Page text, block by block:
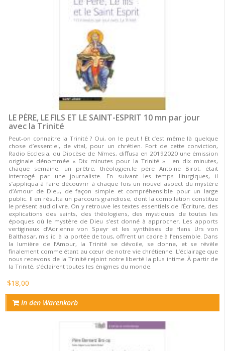
LE PÈRE, LE FILS ET LE SAINT-ESPRIT 10 mn par jour
avec la Trinité
Peut-on connaitre la Trinité ? Oui, on le peut ! Et c’est même là quelque
chose d’essentiel, de vital, pour un chrétien. Fort de cette conviction,
Radio Ecclesia, du Diocèse de Nîmes, diffusa en 20192020 une émission
originale dénommée « Dix minutes pour la Trinité » : en dix minutes,
chaque semaine, un prêtre, théologien,le père Antoine Birot, était
interrogé par une journaliste. En suivant les temps liturgiques, il
s’appliqua à faire découvrir à chaque fois un nouvel aspect du mystère
d’Amour de Dieu, de façon simple et compréhensible pour un large
public. Il en résulta un parcours grandiose, dont la compilation constitue
le présent audiolivre. On y retrouve les textes essentiels de l’Écriture, des
explications des saints, des théologiens, des mystiques de toutes les
époques où le mystère de Dieu s’est donné à approcher. Les apports
vertigineux d’Adrienne von Speyr et les synthèses de Hans Urs von
Balthasar, mis ici à la portée de tous, offrent un cadre à l’ensemble. Dans
la lumière de l’Amour, la Trinité se dévoile, se donne, et se révèle
finalement comme étant au cœur de notre vie chrétienne. L’éclairage que
nous recevons de la Trinité rejoint notre liberté la plus intime. À partir de
la Trinité, s’éclairent toutes les énigmes du monde.
$18,00
In den Warenkorb